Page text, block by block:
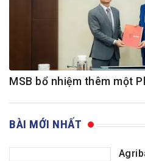
MSB bổ nhiệm thêm một
BÀI MỚI NHẤT